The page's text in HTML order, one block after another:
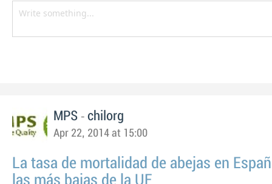
MPS - chilorg
Apr 22, 2014 at 15:00
La tasa de mortalidad de abejas en
las más bajas de la UE